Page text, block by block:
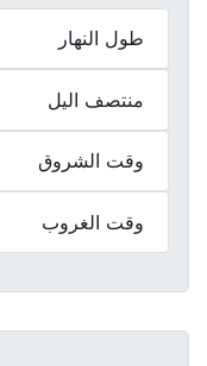
طول النهار
منتصف اليل
وقت الشروق
وقت الغروب